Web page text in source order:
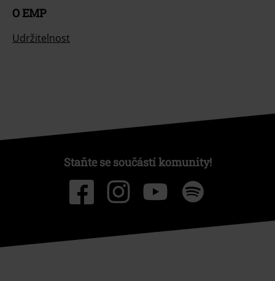
O EMP
Udržitelnost
Staňte se součástí komunity!